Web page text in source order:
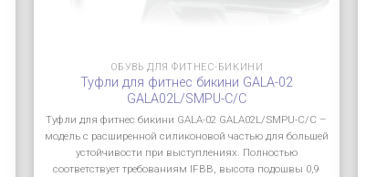
ОБУВЬ ДЛЯ ФИТНЕС-БИКИНИ
Туфли для фитнес бикини GALA-02
GALA02L/SMPU-C/C
Туфли для фитнес бикини GALA-02 GALA02L/SMPU-C/C –
модель с расширенной силиконовой частью для большей
устойчивости при выступлениях. Полностью
соответствует требованиям IFBB, высота подошвы 0,9